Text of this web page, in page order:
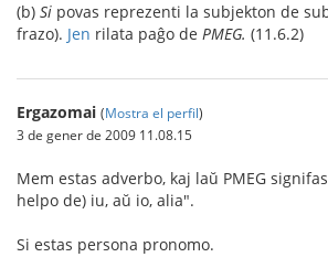
(b) Si povas reprezenti la subjekton de
frazo). Jen rilata paĝo de PMEG. (11.6.2)
Ergazomai (Mostra el perfil)
3 de gener de 2009 11.08.15
Mem estas adverbo, kaj laŭ PMEG
helpo de) iu, aŭ io, alia".
Si estas persona pronomo.